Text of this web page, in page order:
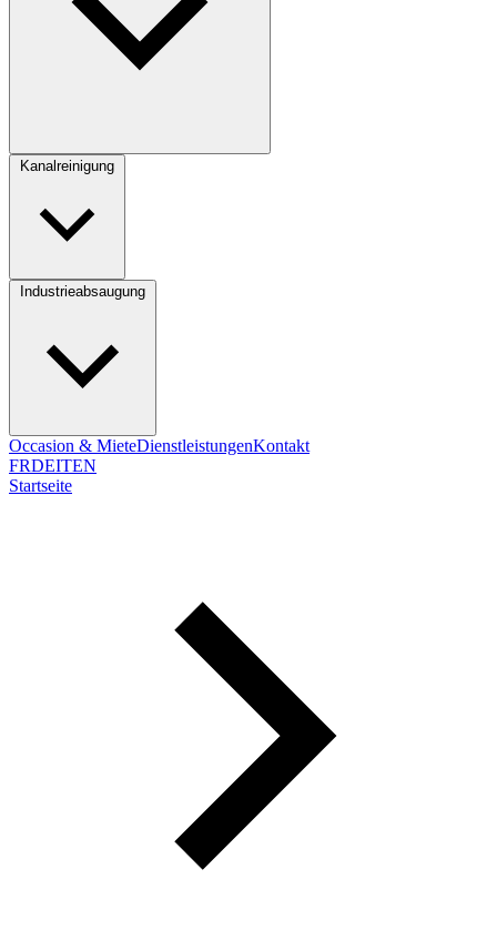
Occasion & MieteDienstleistungenKontakt
FRDEITEN
Startseite